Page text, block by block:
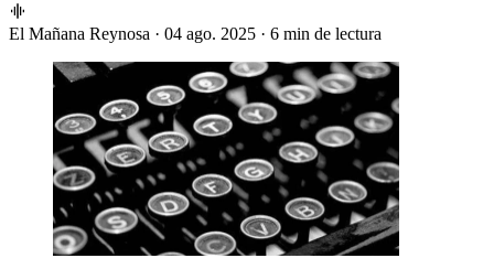
El Mañana Reynosa · 04 ago. 2025 · 6 min de lectura